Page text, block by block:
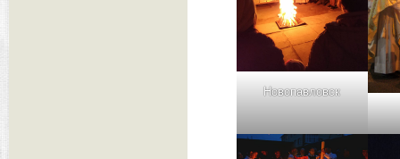
Новопавловск